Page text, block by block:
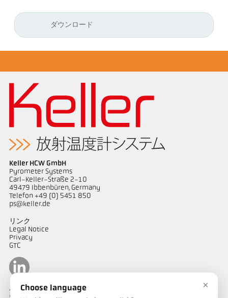
ダウンロード
Keller HCW GmbH
Pyrometer Systems
Carl-Keller-Straße 2-10
49479 Ibbenbüren, Germany
Telefon +49 (0) 5451 850
ps@keller.de
リンク
Legal Notice
Privacy
GTC
ケラーパイロメータージャパン
×
Choose language